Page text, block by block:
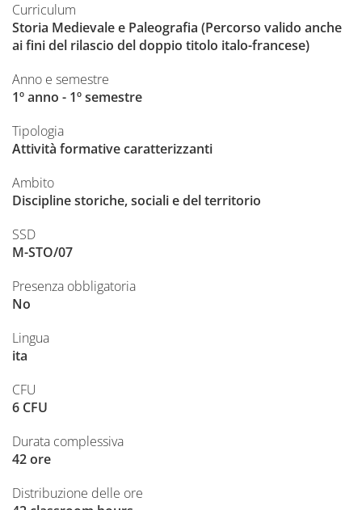
Curriculum
Storia Medievale e Paleografia (Percorso valido anche
ai fini del rilascio del doppio titolo italo-francese)
Anno e semestre
1º anno - 1º semestre
Tipologia
Attività formative caratterizzanti
Ambito
Discipline storiche, sociali e del territorio
SSD
M-STO/07
Presenza obbligatoria
No
Lingua
ita
CFU
6 CFU
Durata complessiva
42 ore
Distribuzione delle ore